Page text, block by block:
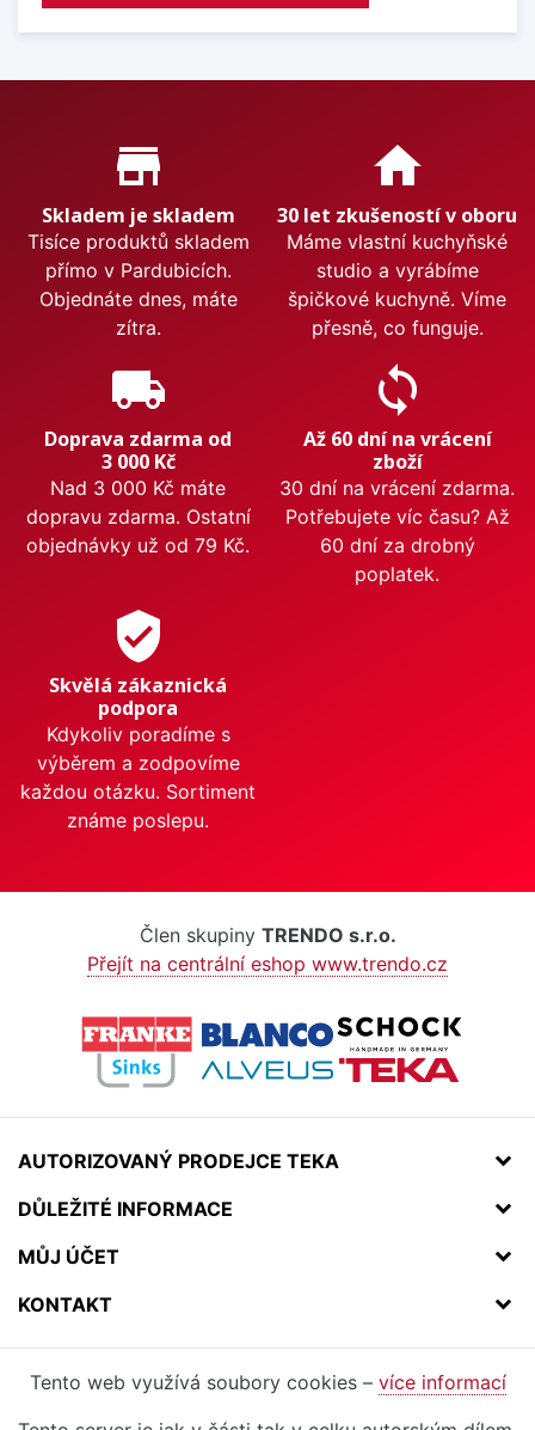
Proč nakupovat u nás?
store_mall_directory
Skladem je skladem
Tisíce produktů skladem
přímo v Pardubicích.
Objednáte dnes, máte
zítra.
home
30 let zkušeností v oboru
Máme vlastní kuchyňské
studio a vyrábíme
špičkové kuchyně. Víme
přesně, co funguje.
local_shipping
Doprava zdarma od
3 000 Kč
Nad 3 000 Kč máte
dopravu zdarma. Ostatní
objednávky už od 79 Kč.
sync
Až 60 dní na vrácení
zboží
30 dní na vrácení zdarma.
Potřebujete víc času? Až
60 dní za drobný
poplatek.
verified_user
Skvělá zákaznická
podpora
Kdykoliv poradíme s
výběrem a zodpovíme
každou otázku. Sortiment
známe poslepu.
Člen skupiny TRENDO s.r.o.
Přejít na centrální eshop www.trendo.cz
AUTORIZOVANÝ PRODEJCE TEKA
DŮLEŽITÉ INFORMACE
MŮJ ÚČET
KONTAKT
Tento web využívá soubory cookies – více informací